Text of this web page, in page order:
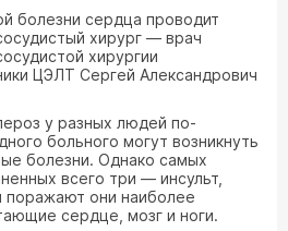
болезни сердца проводит
хирург — врач
хирургии
ЦЭЛТ Сергей Александрович
у разных людей по-
больного могут возникнуть
болезни. Однако самых
всего три — инсульт,
поражают они наиболее
сердце, мозг и ноги.